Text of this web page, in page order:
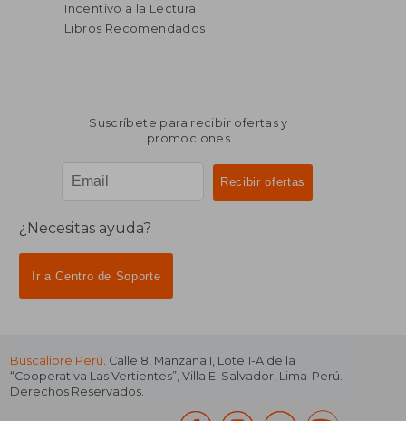
Incentivo a la Lectura
Libros Recomendados
Suscríbete para recibir ofertas y
promociones
¿Necesitas ayuda?
Ir a Centro de Soporte
Buscalibre Perú. Calle 8, Manzana I, Lote 1-A de la
“Cooperativa Las Vertientes”, Villa El Salvador, Lima-Perú.
Derechos Reservados.